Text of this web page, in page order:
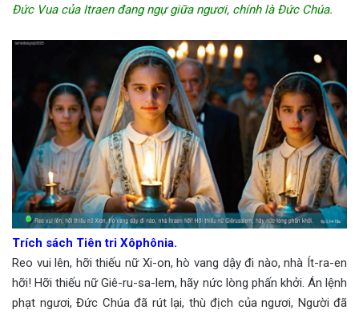
Đức Vua của Itraen đang ngự giữa ngươi, chính là Đức Chúa.
Trích sách Tiên tri Xôphônia.
Reo vui lên, hỡi thiếu nữ Xi-on, hò vang dậy đi nào, nhà Ít-ra-en
hỡi! Hỡi thiếu nữ Giê-ru-sa-lem, hãy nức lòng phấn khởi. Án lệnh
phạt ngươi, Đức Chúa đã rút lại, thù địch của ngươi, Người đã